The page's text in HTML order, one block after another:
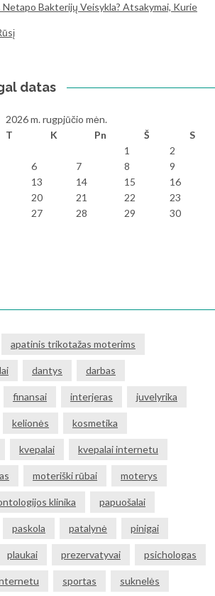
Bakterijų Veisykla? Atsakymai, Kurie
datas
2026 m. rugpjūčio mėn.
T K Pn Š
S
1
2
6 7 8
9
13 14 15
16
20 21 22
23
27 28 29
30
apatinis trikotažas moterims
dantys darbas
finansai interjeras juvelyrika
kelionės kosmetika
kvepalai kvepalai internetu
moteriški rūbai moterys
klinika papuošalai
paskola patalynė pinigai
plaukai prezervatyvai psichologas
sportas suknelės